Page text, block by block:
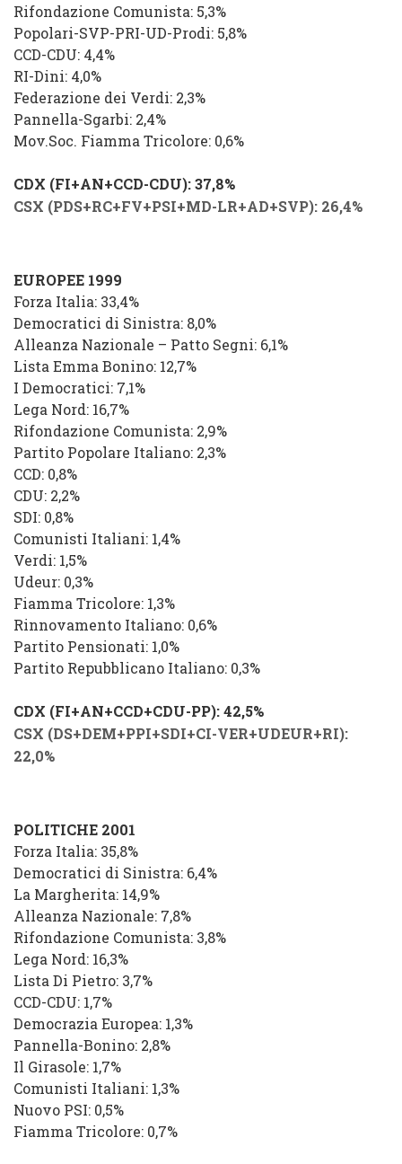
Rifondazione Comunista: 5,3%
Popolari-SVP-PRI-UD-Prodi: 5,8%
CCD-CDU: 4,4%
RI-Dini: 4,0%
Federazione dei Verdi: 2,3%
Pannella-Sgarbi: 2,4%
Mov.Soc. Fiamma Tricolore: 0,6%
CDX (FI+AN+CCD-CDU): 37,8%
CSX (PDS+RC+FV+PSI+MD-LR+AD+SVP): 26,4%
EUROPEE 1999
Forza Italia: 33,4%
Democratici di Sinistra: 8,0%
Alleanza Nazionale – Patto Segni: 6,1%
Lista Emma Bonino: 12,7%
I Democratici: 7,1%
Lega Nord: 16,7%
Rifondazione Comunista: 2,9%
Partito Popolare Italiano: 2,3%
CCD: 0,8%
CDU: 2,2%
SDI: 0,8%
Comunisti Italiani: 1,4%
Verdi: 1,5%
Udeur: 0,3%
Fiamma Tricolore: 1,3%
Rinnovamento Italiano: 0,6%
Partito Pensionati: 1,0%
Partito Repubblicano Italiano: 0,3%
CDX (FI+AN+CCD+CDU-PP): 42,5%
CSX (DS+DEM+PPI+SDI+CI-VER+UDEUR+RI):
22,0%
POLITICHE 2001
Forza Italia: 35,8%
Democratici di Sinistra: 6,4%
La Margherita: 14,9%
Alleanza Nazionale: 7,8%
Rifondazione Comunista: 3,8%
Lega Nord: 16,3%
Lista Di Pietro: 3,7%
CCD-CDU: 1,7%
Democrazia Europea: 1,3%
Pannella-Bonino: 2,8%
Il Girasole: 1,7%
Comunisti Italiani: 1,3%
Nuovo PSI: 0,5%
Fiamma Tricolore: 0,7%